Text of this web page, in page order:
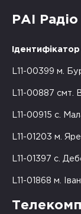
РАІ Радіо
L11-00399 м.
L11-00887 смт.
L11-00915 с.
L11-01203 м.
L11-01397 с.
L11-01868 м.